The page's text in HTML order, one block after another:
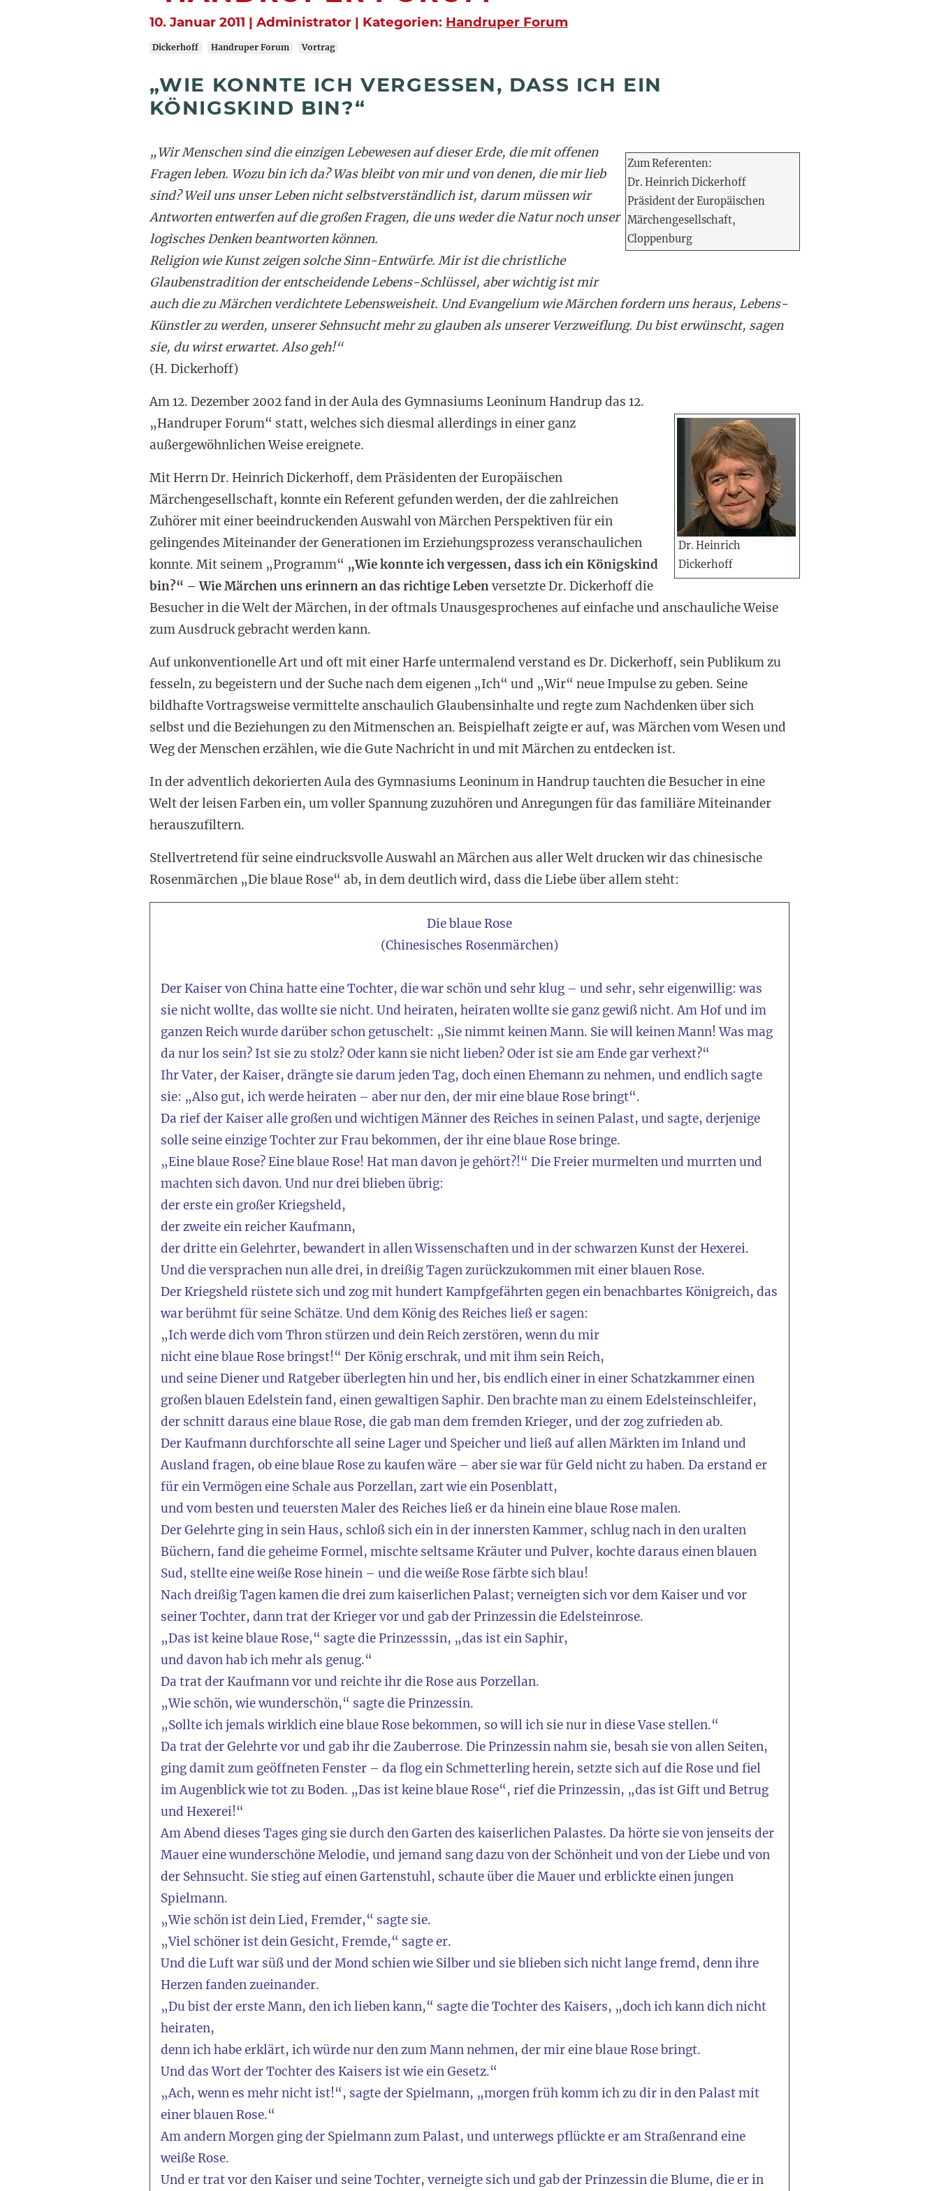
10. Januar 2011 | Administrator | Kategorien: Handruper Forum
Dickerhoff Handruper Forum Vortrag
„WIE KONNTE ICH VERGESSEN, DASS ICH EIN
KÖNIGSKIND BIN?“
Zum Referenten:
Dr. Heinrich Dickerhoff
Präsident der Europäischen
Märchengesellschaft,
Cloppenburg
„Wir Menschen sind die einzigen Lebewesen auf dieser Erde, die mit offenen
Fragen leben. Wozu bin ich da? Was bleibt von mir und von denen, die mir lieb
sind? Weil uns unser Leben nicht selbstverständlich ist, darum müssen wir
Antworten entwerfen auf die großen Fragen, die uns weder die Natur noch unser
logisches Denken beantworten können.
Religion wie Kunst zeigen solche Sinn-Entwürfe. Mir ist die christliche
Glaubenstradition der entscheidende Lebens-Schlüssel, aber wichtig ist mir
auch die zu Märchen verdichtete Lebensweisheit. Und Evangelium wie Märchen fordern uns heraus, Lebens-
Künstler zu werden, unserer Sehnsucht mehr zu glauben als unserer Verzweiflung. Du bist erwünscht, sagen
sie, du wirst erwartet. Also geh!“
(H. Dickerhoff)
Dr. Heinrich
Dickerhoff
Am 12. Dezember 2002 fand in der Aula des Gymnasiums Leoninum Handrup das 12.
„Handruper Forum“ statt, welches sich diesmal allerdings in einer ganz
außergewöhnlichen Weise ereignete.
Mit Herrn Dr. Heinrich Dickerhoff, dem Präsidenten der Europäischen
Märchengesellschaft, konnte ein Referent gefunden werden, der die zahlreichen
Zuhörer mit einer beeindruckenden Auswahl von Märchen Perspektiven für ein
gelingendes Miteinander der Generationen im Erziehungsprozess veranschaulichen
konnte. Mit seinem „Programm“ „Wie konnte ich vergessen, dass ich ein Königskind
bin?“ – Wie Märchen uns erinnern an das richtige Lebenversetzte Dr. Dickerhoff die
Besucher in die Welt der Märchen, in der oftmals Unausgesprochenes auf einfache und anschauliche Weise
zum Ausdruck gebracht werden kann.
Auf unkonventionelle Art und oft mit einer Harfe untermalend verstand es Dr. Dickerhoff, sein Publikum zu
fesseln, zu begeistern und der Suche nach dem eigenen „Ich“ und „Wir“ neue Impulse zu geben. Seine
bildhafte Vortragsweise vermittelte anschaulich Glaubensinhalte und regte zum Nachdenken über sich
selbst und die Beziehungen zu den Mitmenschen an. Beispielhaft zeigte er auf, was Märchen vom Wesen und
Weg der Menschen erzählen, wie die Gute Nachricht in und mit Märchen zu entdecken ist.
In der adventlich dekorierten Aula des Gymnasiums Leoninum in Handrup tauchten die Besucher in eine
Welt der leisen Farben ein, um voller Spannung zuzuhören und Anregungen für das familiäre Miteinander
herauszufiltern.
Stellvertretend für seine eindrucksvolle Auswahl an Märchen aus aller Welt drucken wir das chinesische
Rosenmärchen „Die blaue Rose“ ab, in dem deutlich wird, dass die Liebe über allem steht:
Die blaue Rose
(Chinesisches Rosenmärchen)
Der Kaiser von China hatte eine Tochter, die war schön und sehr klug – und sehr, sehr eigenwillig: was
sie nicht wollte, das wollte sie nicht. Und heiraten, heiraten wollte sie ganz gewiß nicht. Am Hof und im
ganzen Reich wurde darüber schon getuschelt: „Sie nimmt keinen Mann. Sie will keinen Mann! Was mag
da nur los sein? Ist sie zu stolz? Oder kann sie nicht lieben? Oder ist sie am Ende gar verhext?“
Ihr Vater, der Kaiser, drängte sie darum jeden Tag, doch einen Ehemann zu nehmen, und endlich sagte
sie: „Also gut, ich werde heiraten – aber nur den, der mir eine blaue Rose bringt“.
Da rief der Kaiser alle großen und wichtigen Männer des Reiches in seinen Palast, und sagte, derjenige
solle seine einzige Tochter zur Frau bekommen, der ihr eine blaue Rose bringe.
„Eine blaue Rose? Eine blaue Rose! Hat man davon je gehört?!“ Die Freier murmelten und murrten und
machten sich davon. Und nur drei blieben übrig:
der erste ein großer Kriegsheld,
der zweite ein reicher Kaufmann,
der dritte ein Gelehrter, bewandert in allen Wissenschaften und in der schwarzen Kunst der Hexerei.
Und die versprachen nun alle drei, in dreißig Tagen zurückzukommen mit einer blauen Rose.
Der Kriegsheld rüstete sich und zog mit hundert Kampfgefährten gegen ein benachbartes Königreich, das
war berühmt für seine Schätze. Und dem König des Reiches ließ er sagen:
„Ich werde dich vom Thron stürzen und dein Reich zerstören, wenn du mir
nicht eine blaue Rose bringst!“ Der König erschrak, und mit ihm sein Reich,
und seine Diener und Ratgeber überlegten hin und her, bis endlich einer in einer Schatzkammer einen
großen blauen Edelstein fand, einen gewaltigen Saphir. Den brachte man zu einem Edelsteinschleifer,
der schnitt daraus eine blaue Rose, die gab man dem fremden Krieger, und der zog zufrieden ab.
Der Kaufmann durchforschte all seine Lager und Speicher und ließ auf allen Märkten im Inland und
Ausland fragen, ob eine blaue Rose zu kaufen wäre – aber sie war für Geld nicht zu haben. Da erstand er
für ein Vermögen eine Schale aus Porzellan, zart wie ein Posenblatt,
und vom besten und teuersten Maler des Reiches ließ er da hinein eine blaue Rose malen.
Der Gelehrte ging in sein Haus, schloß sich ein in der innersten Kammer, schlug nach in den uralten
Büchern, fand die geheime Formel, mischte seltsame Kräuter und Pulver, kochte daraus einen blauen
Sud, stellte eine weiße Rose hinein – und die weiße Rose färbte sich blau!
Nach dreißig Tagen kamen die drei zum kaiserlichen Palast; verneigten sich vor dem Kaiser und vor
seiner Tochter, dann trat der Krieger vor und gab der Prinzessin die Edelsteinrose.
„Das ist keine blaue Rose,“ sagte die Prinzesssin, „das ist ein Saphir,
und davon hab ich mehr als genug.“
Da trat der Kaufmann vor und reichte ihr die Rose aus Porzellan.
„Wie schön, wie wunderschön,“ sagte die Prinzessin.
„Sollte ich jemals wirklich eine blaue Rose bekommen, so will ich sie nur in diese Vase stellen.“
Da trat der Gelehrte vor und gab ihr die Zauberrose. Die Prinzessin nahm sie, besah sie von allen Seiten,
ging damit zum geöffneten Fenster – da flog ein Schmetterling herein, setzte sich auf die Rose und fiel
im Augenblick wie tot zu Boden. „Das ist keine blaue Rose“, rief die Prinzessin, „das ist Gift und Betrug
und Hexerei!“
Am Abend dieses Tages ging sie durch den Garten des kaiserlichen Palastes. Da hörte sie von jenseits der
Mauer eine wunderschöne Melodie, und jemand sang dazu von der Schönheit und von der Liebe und von
der Sehnsucht. Sie stieg auf einen Gartenstuhl, schaute über die Mauer und erblickte einen jungen
Spielmann.
„Wie schön ist dein Lied, Fremder,“ sagte sie.
„Viel schöner ist dein Gesicht, Fremde,“ sagte er.
Und die Luft war süß und der Mond schien wie Silber und sie blieben sich nicht lange fremd, denn ihre
Herzen fanden zueinander.
„Du bist der erste Mann, den ich lieben kann,“ sagte die Tochter des Kaisers, „doch ich kann dich nicht
heiraten,
denn ich habe erklärt, ich würde nur den zum Mann nehmen, der mir eine blaue Rose bringt.
Und das Wort der Tochter des Kaisers ist wie ein Gesetz.“
„Ach, wenn es mehr nicht ist!“, sagte der Spielmann, „morgen früh komm ich zu dir in den Palast mit
einer blauen Rose.“
Am andern Morgen ging der Spielmann zum Palast, und unterwegs pflückte er am Straßenrand eine
weiße Rose.
Und er trat vor den Kaiser und seine Tochter, verneigte sich und gab der Prinzessin die Blume, die er in